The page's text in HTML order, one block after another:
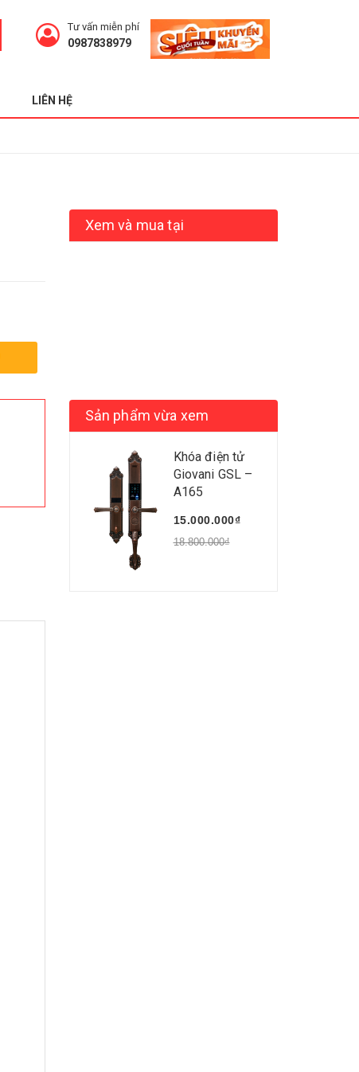
Tư vấn miễn phí
0987838979
LIÊN HỆ
Xem và mua tại
Sản phẩm vừa xem
Khóa điện tử
Giovani GSL –
A165
15.000.000₫
18.800.000₫